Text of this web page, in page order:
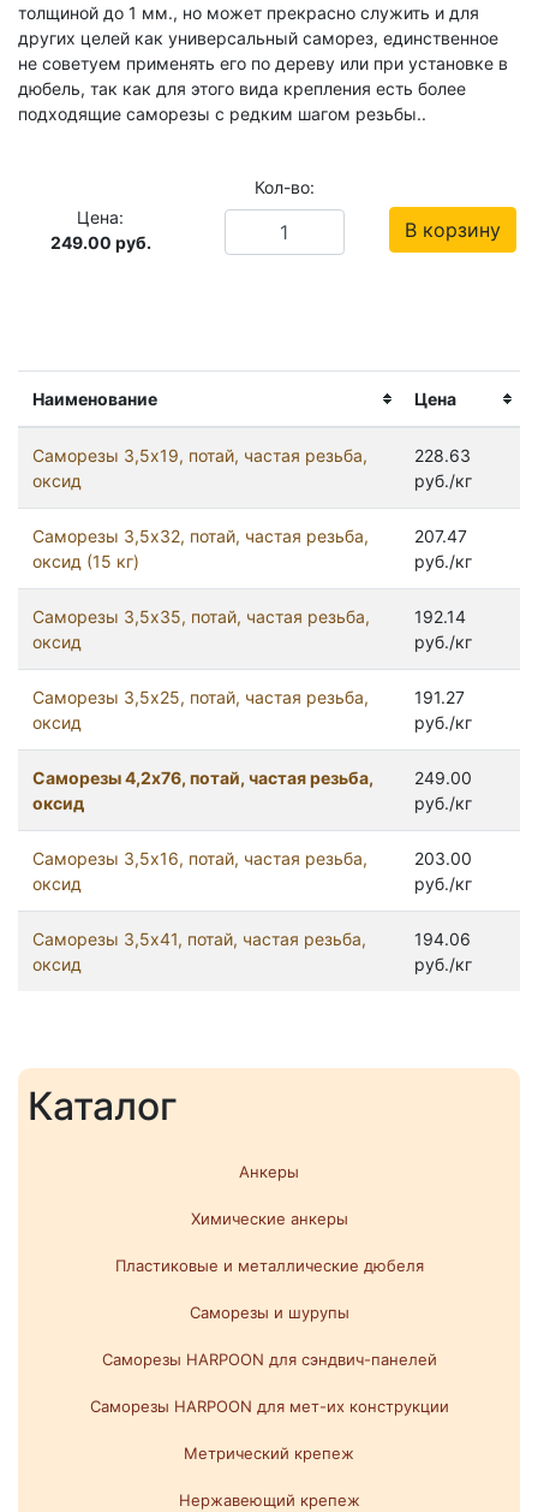
Каталог
Анкеры
Химические анкеры
Пластиковые и металлические дюбеля
Саморезы и шурупы
Саморезы HARPOON для сэндвич-панелей
Саморезы HARPOON для мет-их конструкции
Метрический крепеж
Нержавеющий крепеж
Наименование Цена
Саморезы 3,5x19, потай, частая резьба,
оксид
228.63
руб./кг
Саморезы 3,5x32, потай, частая резьба,
оксид (15 кг)
207.47
руб./кг
Саморезы 3,5x35, потай, частая резьба,
оксид
192.14
руб./кг
Саморезы 3,5x25, потай, частая резьба,
оксид
191.27
руб./кг
Саморезы 4,2x76, потай, частая резьба,
оксид
249.00
руб./кг
Саморезы 3,5x16, потай, частая резьба,
оксид
203.00
руб./кг
Саморезы 3,5x41, потай, частая резьба,
оксид
194.06
руб./кг
толщиной до 1 мм., но может прекрасно служить и для
других целей как универсальный саморез, единственное
не советуем применять его по дереву или при установке в
дюбель, так как для этого вида крепления есть более
подходящие саморезы с редким шагом резьбы..
Цена:
249.00 руб.
Кол-во:
В корзину